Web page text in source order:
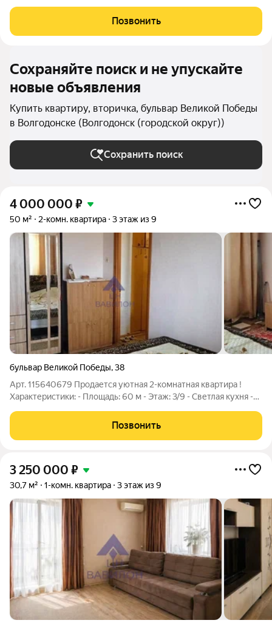
Квартира в хорошем состоянии. Есть узаконенные
перепланировки. 2паркавочных
Позвонить
Сохраняйте поиск и не упускайте
новые объявления
Купить квартиру, вторичка, бульвар Великой Победы
в Волгодонске (Волгодонск (городской округ))
Сохранить поиск
4 000 000 ₽
50 м² 2-комн. квартира 3 этаж из 9
бульвар Великой Победы,38
Арт. 115640679 Продается уютная 2-комнатная квартира !
Характеристики: - Площадь: 60 м - Этаж: 3/9 - Светлая кухня -
Удобное расположение рядом с магазинами и общественным
транспортом Преимущества:
Позвонить
3 250 000 ₽
30,7 м² 1-комн. квартира 3 этаж из 9